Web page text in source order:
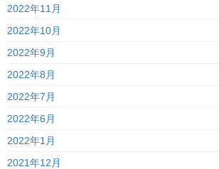
2022年11月
2022年10月
2022年9月
2022年8月
2022年7月
2022年6月
2022年1月
2021年12月